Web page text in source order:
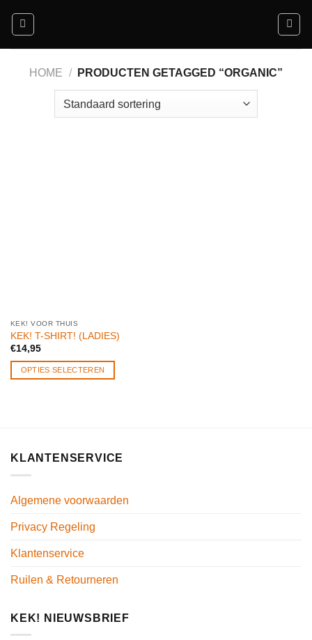
naar
HOME / PRODUCTEN GETAGGED “ORGANIC”
KEK! VOOR THUIS
KEK! T-SHIRT! (LADIES)
€14,95
OPTIES SELECTEREN
KLANTENSERVICE
Algemene voorwaarden
Privacy Regeling
Klantenservice
Ruilen & Retourneren
KEK! NIEUWSBRIEF